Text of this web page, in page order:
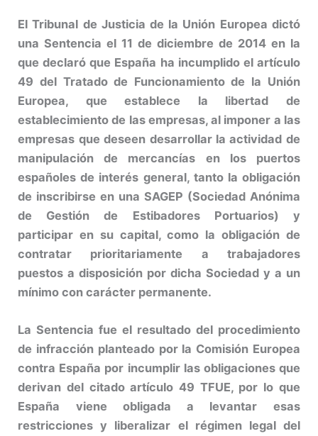
El Tribunal de Justicia de la Unión Europea dictó
una Sentencia el 11 de diciembre de 2014 en la
que declaró que España ha incumplido el artículo
49 del Tratado de Funcionamiento de la Unión
Europea, que establece la libertad de
establecimiento de las empresas, al imponer a las
empresas que deseen desarrollar la actividad de
manipulación de mercancías en los puertos
españoles de interés general, tanto la obligación
de inscribirse en una SAGEP (Sociedad Anónima
de Gestión de Estibadores Portuarios) y
participar en su capital, como la obligación de
contratar prioritariamente a trabajadores
puestos a disposición por dicha Sociedad y a un
mínimo con carácter permanente.
La Sentencia fue el resultado del procedimiento
de infracción planteado por la Comisión Europea
contra España por incumplir las obligaciones que
derivan del citado artículo 49 TFUE, por lo que
España viene obligada a levantar esas
restricciones y liberalizar el régimen legal del